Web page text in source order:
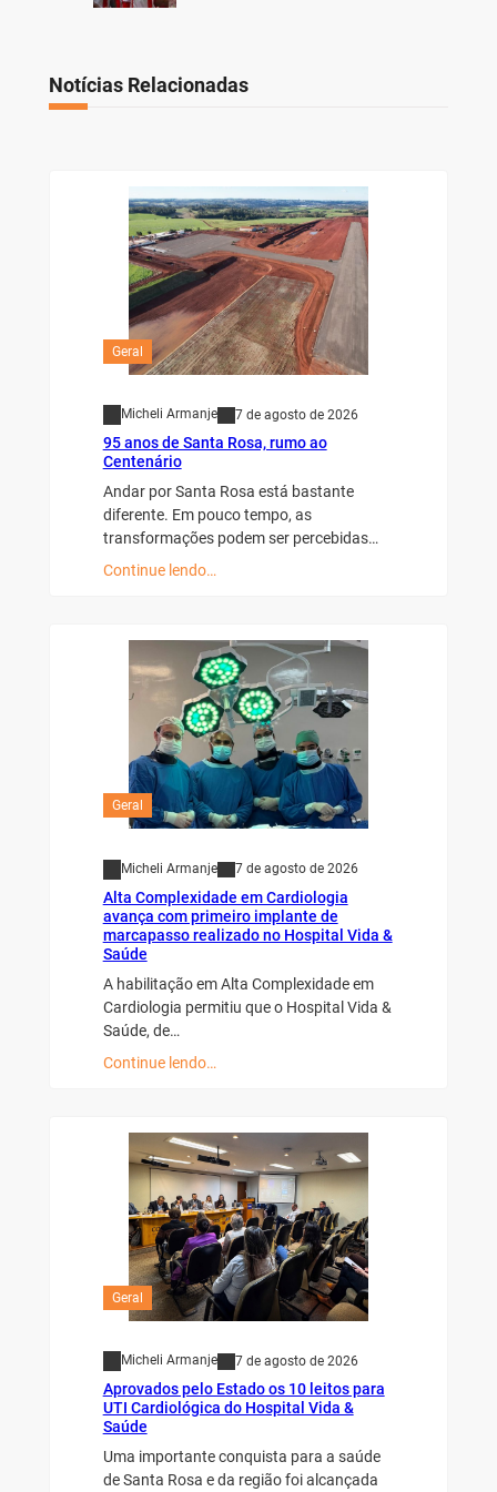
Notícias Relacionadas
Geral
Micheli Armanje 7 de agosto de 2026
95 anos de Santa Rosa, rumo ao
Centenário
Andar por Santa Rosa está bastante
diferente. Em pouco tempo, as
transformações podem ser percebidas…
Continue lendo…
Geral
Micheli Armanje 7 de agosto de 2026
Alta Complexidade em Cardiologia
avança com primeiro implante de
marcapasso realizado no Hospital Vida &
Saúde
A habilitação em Alta Complexidade em
Cardiologia permitiu que o Hospital Vida &
Saúde, de…
Continue lendo…
Geral
Micheli Armanje 7 de agosto de 2026
Aprovados pelo Estado os 10 leitos para
UTI Cardiológica do Hospital Vida &
Saúde
Uma importante conquista para a saúde
de Santa Rosa e da região foi alcançada